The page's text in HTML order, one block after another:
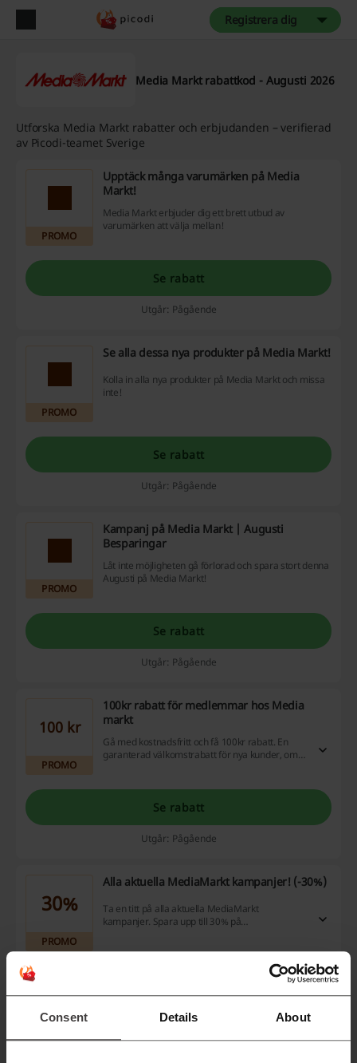
Consent Details About
Registrera dig
Media Markt rabattkod - Augusti 2026
Utforska Media Markt rabatter och erbjudanden – verifierad
av Picodi-teamet Sverige
PROMO
Upptäck många varumärken på Media
Markt!
Media Markt erbjuder dig ett brett utbud av
varumärken att välja mellan!
Se rabatt
Utgår: Pågående
PROMO
Se alla dessa nya produkter på Media Markt!
Kolla in alla nya produkter på Media Markt och missa
inte!
Se rabatt
Utgår: Pågående
PROMO
Kampanj på Media Markt | Augusti
Besparingar
Låt inte möjligheten gå förlorad och spara stort denna
Augusti på Media Markt!
Se rabatt
Utgår: Pågående
100 kr
PROMO
100kr rabatt för medlemmar hos Media
markt
Gå med kostnadsfritt och få 100kr rabatt. En
garanterad välkomstrabatt för nya kunder, om
Se rabatt
Utgår: Pågående
30%
PROMO
Alla aktuella MediaMarkt kampanjer! (-30%)
Ta en titt på alla aktuella MediaMarkt
kampanjer. Spara upp till 30% på
Utgår: Pågående